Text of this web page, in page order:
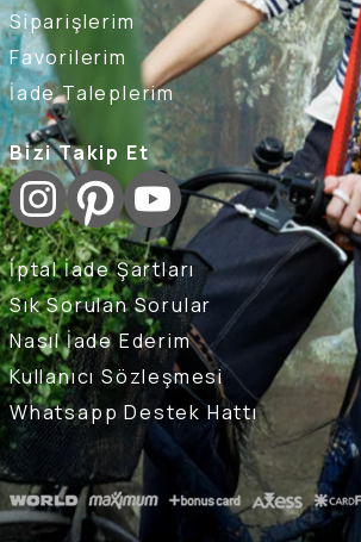
Siparişlerim
Favorilerim
İade Taleplerim
Bizi Takip Et
İptal İade Şartları
Sık Sorulan Sorular
Nasıl İade Ederim
Kullanıcı Sözleşmesi
Whatsapp Destek Hattı